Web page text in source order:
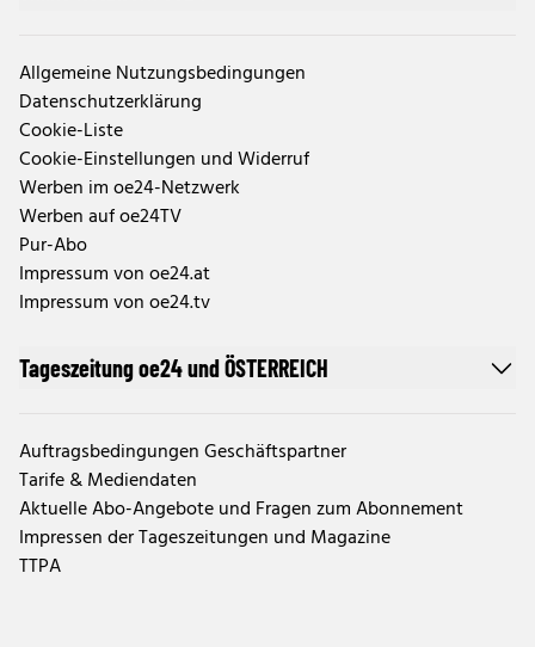
Allgemeine Nutzungsbedingungen
Datenschutzerklärung
Cookie-Liste
Cookie-Einstellungen und Widerruf
Werben im oe24-Netzwerk
Werben auf oe24TV
Pur-Abo
Impressum von oe24.at
Impressum von oe24.tv
Tageszeitung oe24 und ÖSTERREICH
Auftragsbedingungen Geschäftspartner
Tarife & Mediendaten
Aktuelle Abo-Angebote und Fragen zum Abonnement
Impressen der Tageszeitungen und Magazine
TTPA